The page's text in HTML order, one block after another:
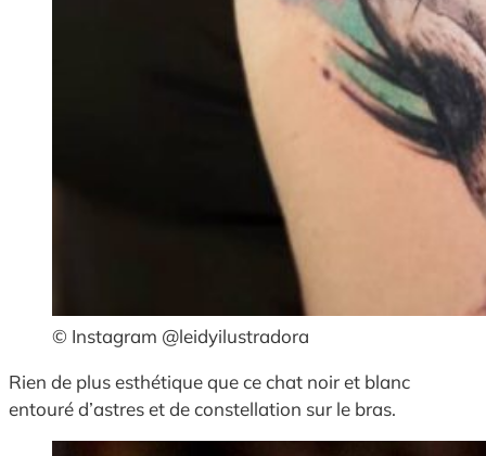
© Instagram @leidyilustradora
Rien de plus esthétique que ce chat noir et blanc
entouré d’astres et de constellation sur le bras.